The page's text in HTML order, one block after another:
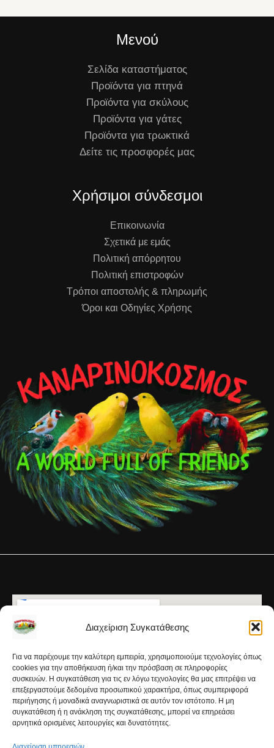
Διαχείριση Συγκατάθεσης
Για να παρέχουμε την καλύτερη εμπειρία, χρησιμοποιούμε τεχνολογίες όπως
cookies για την αποθήκευση ή/και την πρόσβαση σε πληροφορίες
συσκευών. Η συγκατάθεση για τις εν λόγω τεχνολογίες θα μας επιτρέψει να
επεξεργαστούμε δεδομένα προσωπικού χαρακτήρα, όπως συμπεριφορά
περιήγησης ή μοναδικά αναγνωριστικά σε αυτόν τον ιστότοπο. Η μη
συγκατάθεση ή η ανάκληση της συγκατάθεσης, μπορεί να επηρεάσει
αρνητικά ορισμένες λειτουργίες και δυνατότητες.
Μενού
Σελίδα καταστήματος
Προϊόντα για πτηνά
Προϊόντα για σκύλους
Προϊόντα για γάτες
Προϊόντα για τρωκτικά
Δείτε τις προσφορές μας
Χρήσιμοι σύνδεσμοι
Επικοινωνία
Σχετικά με εμάς
Πολιτική απόρρητου
Πολιτική επιστροφών
Τρόποι αποστολής & πληρωμής
Όροι και Οδηγίες Χρήσης